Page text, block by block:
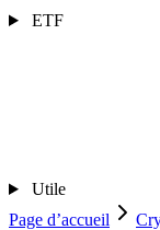
ETF
Utile
Page d’accueil